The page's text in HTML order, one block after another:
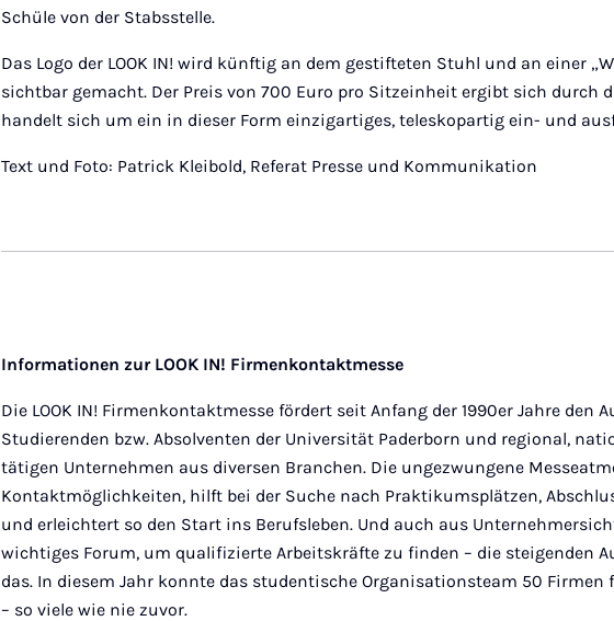
Schüle von der Stabsstelle.
Das Logo der LOOK IN! wird künftig an dem gestifteten Stuhl und an einer
sichtbar gemacht. Der Preis von 700 Euro pro Sitzeinheit ergibt sich durch
handelt sich um ein in dieser Form einzigartiges, teleskopartig ein- und
Text und Foto: Patrick Kleibold, Referat Presse und Kommunikation
Informationen zur LOOK IN! Firmenkontaktmesse
Die LOOK IN! Firmenkontaktmesse fördert seit Anfang der 1990er Jahre den
Studierenden bzw. Absolventen der Universität Paderborn und regional,
tätigen Unternehmen aus diversen Branchen. Die ungezwungene
Kontaktmöglichkeiten, hilft bei der Suche nach Praktikumsplätzen,
und erleichtert so den Start ins Berufsleben. Und auch aus
wichtiges Forum, um qualifizierte Arbeitskräfte zu finden – die steigenden
das. In diesem Jahr konnte das studentische Organisationsteam 50 Firmen
– so viele wie nie zuvor.